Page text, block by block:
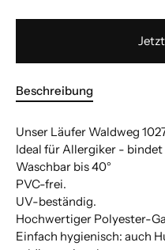
Beschreibung
Unser Läufer Waldweg
Ideal für Allergiker - bindet
Waschbar bis 40°
PVC-frei.
UV-beständig.
Hochwertiger Polyester-
Einfach hygienisch: auch